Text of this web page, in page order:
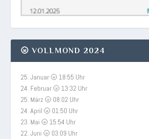
🌝 VOLLMOND 2024
25. Januar 🌝 18:55 Uhr
24. Februar 🌝 13:32 Uhr
25. März 🌝 08:02 Uhr
24. April 🌝 01:50 Uhr
23. Mai 🌝 15:54 Uhr
22. Juni 🌝 03:09 Uhr